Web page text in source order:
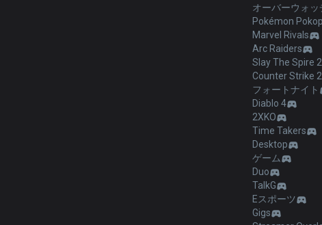
オーバーウォッ
Pokémon
Marvel Rivals
Arc Raiders
Slay The Spire 2
Counter Strike 2
フォートナイト
Diablo 4
2XKO
Time Takers
Desktop
ゲーム
Duo
TalkG
Eスポーツ
Gigs